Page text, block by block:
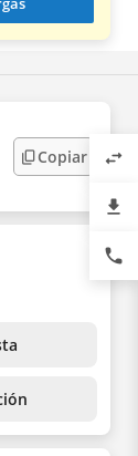
Copiar swap_horiz
file_download
phone